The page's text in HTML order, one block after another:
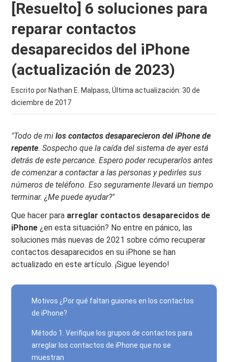
[Resuelto] 6 soluciones para
reparar contactos
desaparecidos del iPhone
(actualización de 2023)
Escrito por Nathan E. Malpass, Última actualización:30 de
diciembre de 2017
"Todo de milos contactos desaparecieron del iPhone de
repente. Sospecho que la caída del sistema de ayer está
detrás de este percance. Espero poder recuperarlos antes
de comenzar a contactar a las personas y pedirles sus
números de teléfono. Eso seguramente llevará un tiempo
terminar. ¿Me puede ayudar?"
Que hacer para arreglar contactos desaparecidos de
iPhone ¿en esta situación? No entre en pánico, las
soluciones más nuevas de 2021 sobre cómo recuperar
contactos desaparecidos en su iPhone se han
actualizado en este artículo. ¡Sigue leyendo!
Motivos ¿Por qué faltan guiones en los contactos
de iPhone?
Método 1. Verifique los grupos de contactos para
arreglar los contactos de iPhone que no se
muestran